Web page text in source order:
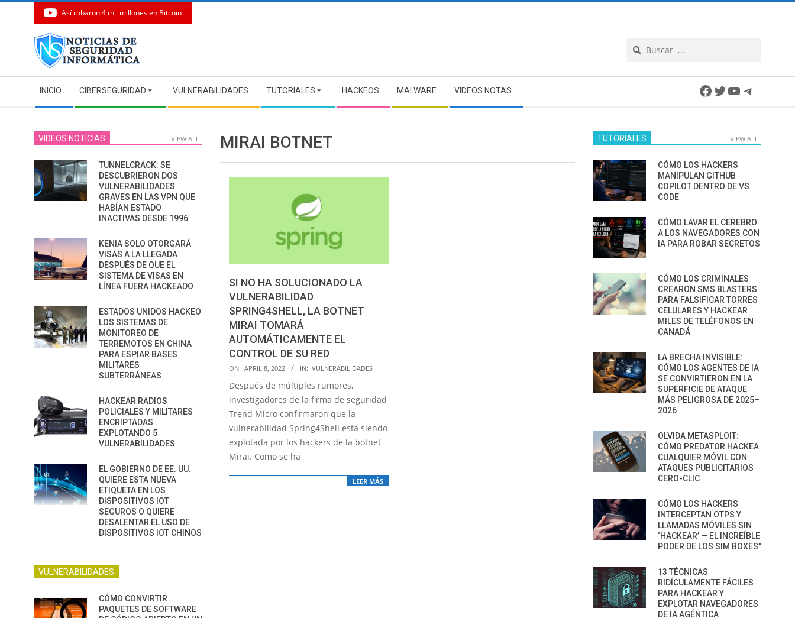
Así robaron 4 mil millones en Bitcoin
Navigation
Menu
INICIO CIBERSEGURIDAD VULNERABILIDADES TUTORIALES HACKEOS MALWARE VIDEOS NOTAS Facebook
Twitter
YouTube
MIRAI BOTNET
SI NO HA SOLUCIONADO LA
VULNERABILIDAD
SPRING4SHELL, LA BOTNET
MIRAI TOMARÁ
AUTOMÁTICAMENTE EL
CONTROL DE SU RED
2022-
04-
08
ON: APRIL 8, 2022 IN: VULNERABILIDADES
Después de múltiples rumores,
investigadores de la firma de seguridad
Trend Micro confirmaron que la
vulnerabilidad Spring4Shell está siendo
explotada por los hackers de la botnet
Mirai. Como se ha
LEER MÁS
VIDEOS NOTICIAS VIEW ALL
TUNNELCRACK: SE
DESCUBRIERON DOS
VULNERABILIDADES
GRAVES EN LAS VPN QUE
HABÍAN ESTADO
INACTIVAS DESDE 1996
KENIA SOLO OTORGARÁ
VISAS A LA LLEGADA
DESPUÉS DE QUE EL
SISTEMA DE VISAS EN
LÍNEA FUERA HACKEADO
ESTADOS UNIDOS HACKEO
LOS SISTEMAS DE
MONITOREO DE
TERREMOTOS EN CHINA
PARA ESPIAR BASES
MILITARES
SUBTERRÁNEAS
HACKEAR RADIOS
POLICIALES Y MILITARES
ENCRIPTADAS
EXPLOTANDO 5
VULNERABILIDADES
EL GOBIERNO DE EE. UU.
QUIERE ESTA NUEVA
ETIQUETA EN LOS
DISPOSITIVOS IOT
SEGUROS O QUIERE
DESALENTAR EL USO DE
DISPOSITIVOS IOT CHINOS
VULNERABILIDADES
CÓMO CONVIRTIR
PAQUETES DE SOFTWARE
TUTORIALES VIEW ALL
CÓMO LOS HACKERS
MANIPULAN GITHUB
COPILOT DENTRO DE VS
CODE
CÓMO LAVAR EL CEREBRO
A LOS NAVEGADORES CON
IA PARA ROBAR SECRETOS
CÓMO LOS CRIMINALES
CREARON SMS BLASTERS
PARA FALSIFICAR TORRES
CELULARES Y HACKEAR
MILES DE TELÉFONOS EN
CANADÁ
LA BRECHA INVISIBLE:
CÓMO LOS AGENTES DE IA
SE CONVIRTIERON EN LA
SUPERFICIE DE ATAQUE
MÁS PELIGROSA DE 2025–
2026
OLVIDA METASPLOIT:
CÓMO PREDATOR HACKEA
CUALQUIER MÓVIL CON
ATAQUES PUBLICITARIOS
CERO-CLIC
CÓMO LOS HACKERS
INTERCEPTAN OTPS Y
LLAMADAS MÓVILES SIN
‘HACKEAR’ — EL INCREÍBLE
PODER DE LOS SIM BOXES”
13 TÉCNICAS
RIDÍCULAMENTE FÁCILES
PARA HACKEAR Y
EXPLOTAR NAVEGADORES
DE IA AGÉNTICA